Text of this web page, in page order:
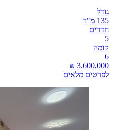
גודל
135 מ"ר
חדרים
5
קומה
6
לפרטים מלאים